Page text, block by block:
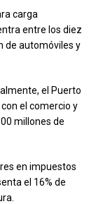
carga
entre los diez
de automóviles y
el Puerto
el comercio y
millones de
en impuestos
el 16% de